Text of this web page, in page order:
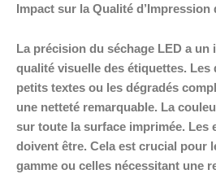
Impact sur la Qualité
La précision du séchage LED a
qualité visuelle des étiquettes. Les
petits textes ou les dégradés
une netteté remarquable. La
sur toute la surface imprimée. Les
doivent être. Cela est crucial pour
gamme ou celles nécessitant une